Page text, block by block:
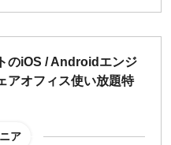
のiOS / Androidエンジ
アオフィス使い放題特
ア